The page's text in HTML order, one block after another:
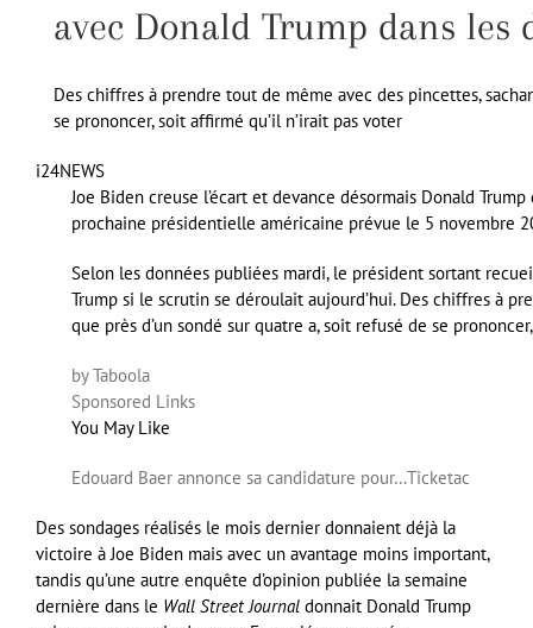
avec Donald Trump dans les
Des chiffres à prendre tout de même avec des pincettes,
se prononcer, soit affirmé qu’il n’irait pas voter
i24NEWS
Joe Biden creuse l’écart et devance désormais Donald
prochaine présidentielle américaine prévue le 5 novembre
Selon les données publiées mardi, le président sortant
Trump si le scrutin se déroulait aujourd’hui. Des chiffres à
que près d’un sondé sur quatre a, soit refusé de se
by Taboola
Sponsored Links
You May Like
Edouard Baer annonce sa candidature pour…Ticketac
Des sondages réalisés le mois dernier donnaient déjà la
victoire à Joe Biden mais avec un avantage moins important,
tandis qu’une autre enquête d’opinion publiée la semaine
dernière dans le Wall Street Journal donnait Donald Trump